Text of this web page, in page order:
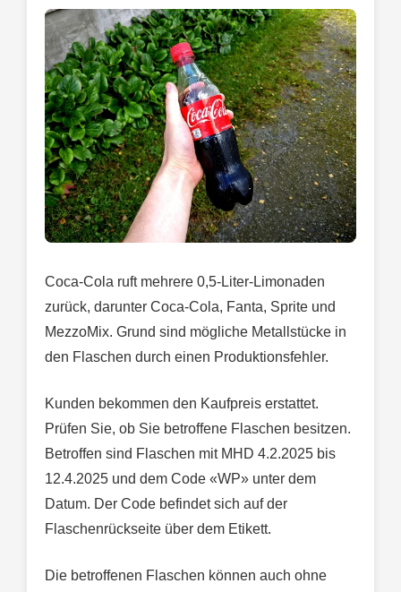
Coca-Cola ruft mehrere 0,5-Liter-Limonaden
zurück, darunter Coca-Cola, Fanta, Sprite und
MezzoMix. Grund sind mögliche Metallstücke in
den Flaschen durch einen Produktionsfehler.
Kunden bekommen den Kaufpreis erstattet.
Prüfen Sie, ob Sie betroffene Flaschen besitzen.
Betroffen sind Flaschen mit MHD 4.2.2025 bis
12.4.2025 und dem Code «WP» unter dem
Datum. Der Code befindet sich auf der
Flaschenrückseite über dem Etikett.
Die betroffenen Flaschen können auch ohne